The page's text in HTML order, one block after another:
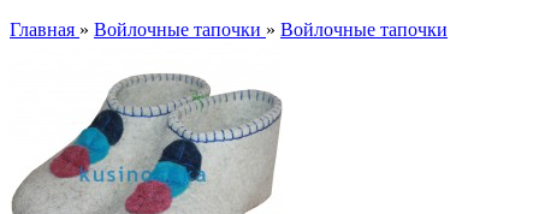
Главная » Войлочные тапочки » Войлочные тапочки